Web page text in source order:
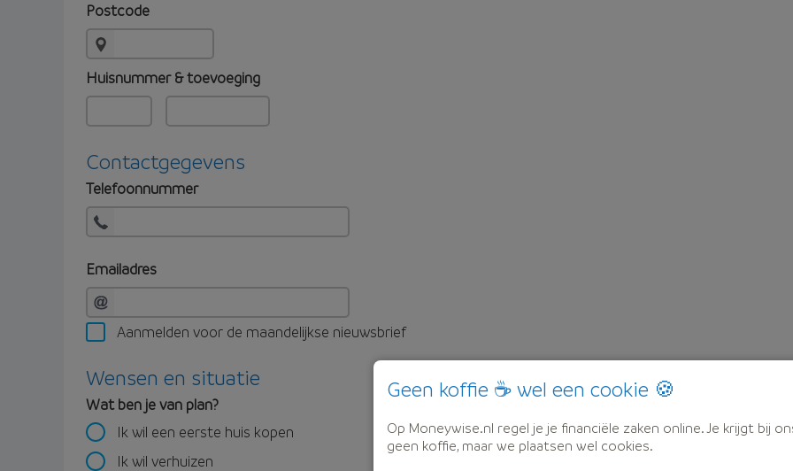
Postcode
Huisnummer & toevoeging
Contactgegevens
Telefoonnummer
Emailadres
Aanmelden voor de maandelijkse nieuwsbrief
Wensen en situatie
Wat ben je van plan?
Ik wil een eerste huis kopen
Ik wil verhuizen
Geen koffie ☕ wel een cookie 🍪
Op Moneywise.nl regel je je financiële zaken online. Je krijgt bij
geen koffie, maar we plaatsen wel cookies.